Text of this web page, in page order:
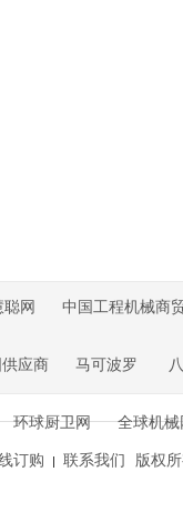
聪网
中国工程机械商
应商 马可波罗
环球厨卫网
全球机械
订购 联系我们 版权